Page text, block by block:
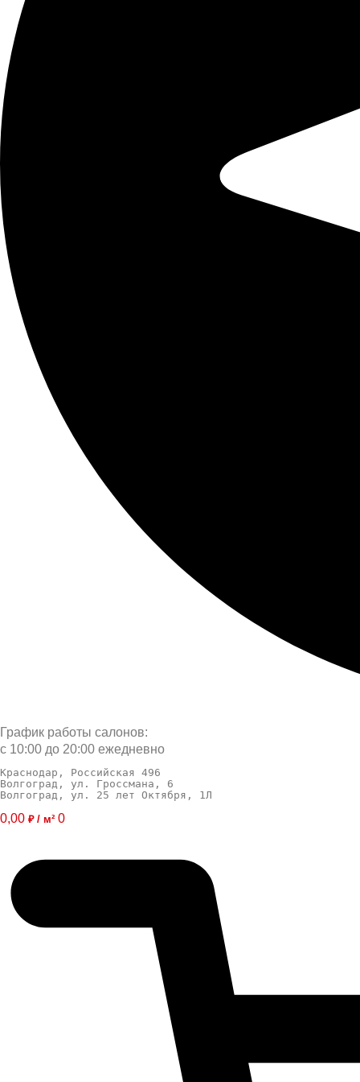
График работы салонов:
с 10:00 до 20:00 ежедневно
Краснодар, Российская 496
Волгоград, ул. Гроссмана, 6
Волгоград, ул. 25 лет Октября, 1Л
0,00 ₽ / м² 0